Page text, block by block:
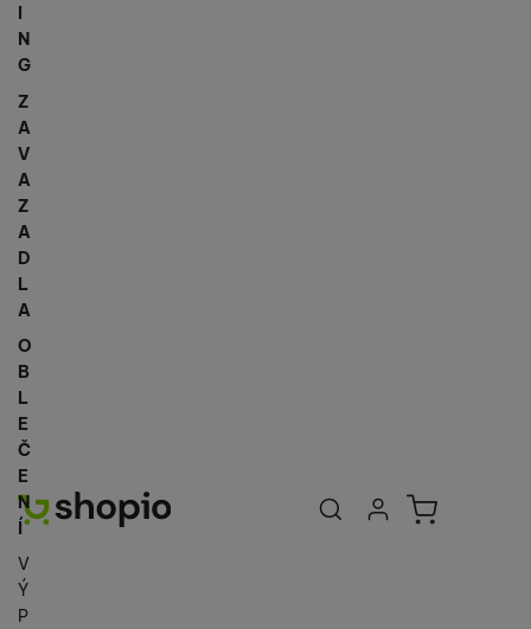
Uživatelská
Přihlásit se
Košík
N
G
Z
A
V
A
Z
A
D
L
A
O
B
L
E
Č
E
N
Í
V
Ý
P